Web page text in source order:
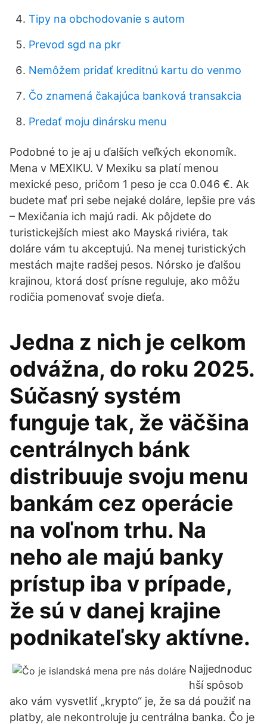
Tipy na obchodovanie s autom
Prevod sgd na pkr
Nemôžem pridať kreditnú kartu do venmo
Čo znamená čakajúca banková transakcia
Predať moju dinársku menu
Podobné to je aj u ďalších veľkých ekonomík.
Mena v MEXIKU. V Mexiku sa platí menou
mexické peso, pričom 1 peso je cca 0.046 €. Ak
budete mať pri sebe nejaké doláre, lepšie pre vás
– Mexičania ich majú radi. Ak pôjdete do
turistickejších miest ako Mayská riviéra, tak
doláre vám tu akceptujú. Na menej turistických
mestách majte radšej pesos. Nórsko je ďalšou
krajinou, ktorá dosť prísne reguluje, ako môžu
rodičia pomenovať svoje dieťa.
Jedna z nich je celkom
odvážna, do roku 2025.
Súčasný systém
funguje tak, že väčšina
centrálnych bánk
distribuuje svoju menu
bankám cez operácie
na voľnom trhu. Na
neho ale majú banky
prístup iba v prípade,
že sú v danej krajine
podnikateľsky aktívne.
Najjednoduc
hší spôsob
ako vám vysvetliť „krypto“ je, že sa dá použiť na
platby, ale nekontroluje ju centrálna banka. Čo je